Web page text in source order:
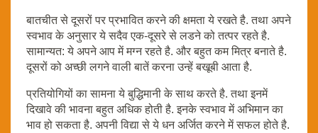
बातचीत से दूसरों पर प्रभावित करने की क्षमता ये रखते है. तथा अपने
स्वभाव के अनुसार ये सदैव एक-दूसरे से लडने को तत्पर रहते है.
सामान्यत: ये अपने आप में मग्न रहते है. और बहुत कम मित्र बनाते है.
दूसरों को अच्छी लगने वाली बातें करना उन्हें बखूबी आता है.
प्रतियोगियों का सामना ये बुद्धिमानी के साथ करते है. तथा इनमें
दिखावे की भावना बहुत अधिक होती है. इनके स्वभाव में अभिमान का
भाव हो सकता है. अपनी विद्या से ये धन अर्जित करने में सफल होते है.